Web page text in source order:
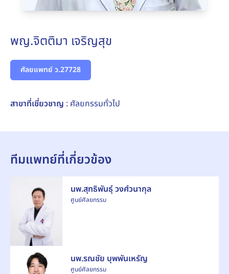
พญ.จิตติมา เจริญสุข
ศัลยแพทย์ ว.27728
สาขาที่เชี่ยวชาญ : ศัลยกรรมทั่วไป
ทีมแพทย์ที่เกี่ยวข้อง
นพ.สุทธิพันธุ์ วงศ์วนากุล
ศูนย์ศัลยกรรม
นพ.รณชัย บุพพันเหรัญ
ศูนย์ศัลยกรรม